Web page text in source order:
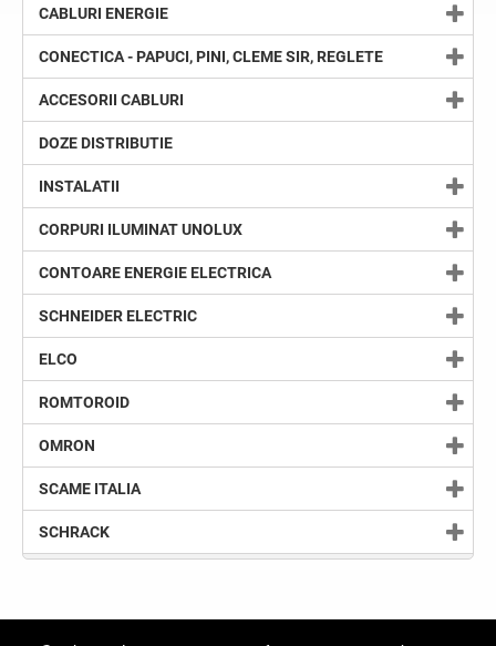
CABLURI ENERGIE
CONECTICA - PAPUCI, PINI, CLEME SIR, REGLETE
ACCESORII CABLURI
DOZE DISTRIBUTIE
INSTALATII
CORPURI ILUMINAT UNOLUX
CONTOARE ENERGIE ELECTRICA
SCHNEIDER ELECTRIC
ELCO
ROMTOROID
OMRON
SCAME ITALIA
SCHRACK